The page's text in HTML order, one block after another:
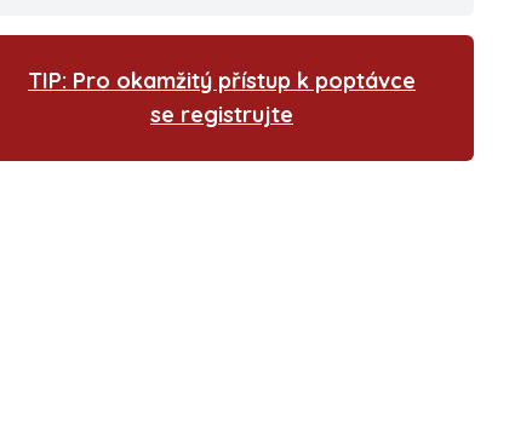
TIP: Pro okamžitý přístup k poptávce
se registrujte